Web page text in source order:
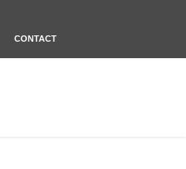
CONTACT